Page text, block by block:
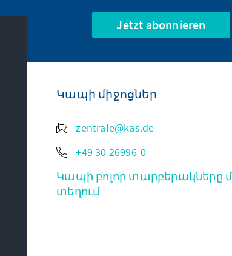
Jetzt abonnieren
Կապի միջոցներ
zentrale@kas.de
+49 30 26996-0
Կապի բոլոր տարբերակները
տեղում